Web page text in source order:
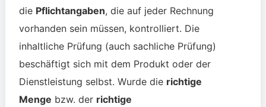
die Pflichtangaben, die auf jeder Rechnung
vorhanden sein müssen, kontrolliert. Die
inhaltliche Prüfung (auch sachliche Prüfung)
beschäftigt sich mit dem Produkt oder der
Dienstleistung selbst. Wurde die richtige
Menge bzw. der richtige